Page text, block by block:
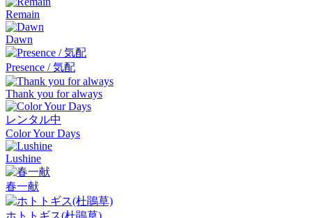
Remain
Dawn
Presence / 気配
Thank you for always
レンタル中
Color Your Days
Lushine
春一献